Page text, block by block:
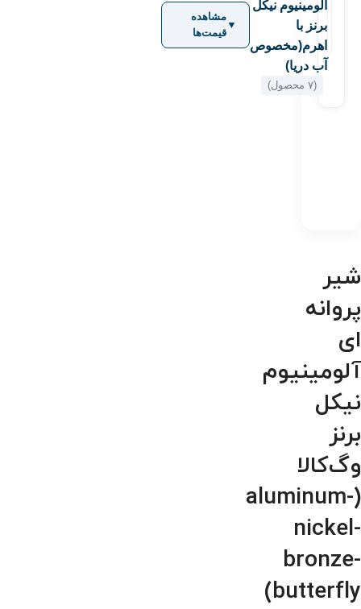
آلومینیوم نیکل
برنز با
اهرم(مخصوص
آب دریا)
(۷ محصول)
▼
مشاهده
قیمت‌ها
شیر
پروانه
ای
آلومینیوم
نیکل
برنز
وگ‌کالا
(aluminum-
nickel-
bronze-
butterfly)